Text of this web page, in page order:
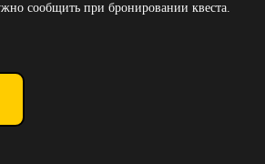
сообщить при бронировании квеста.